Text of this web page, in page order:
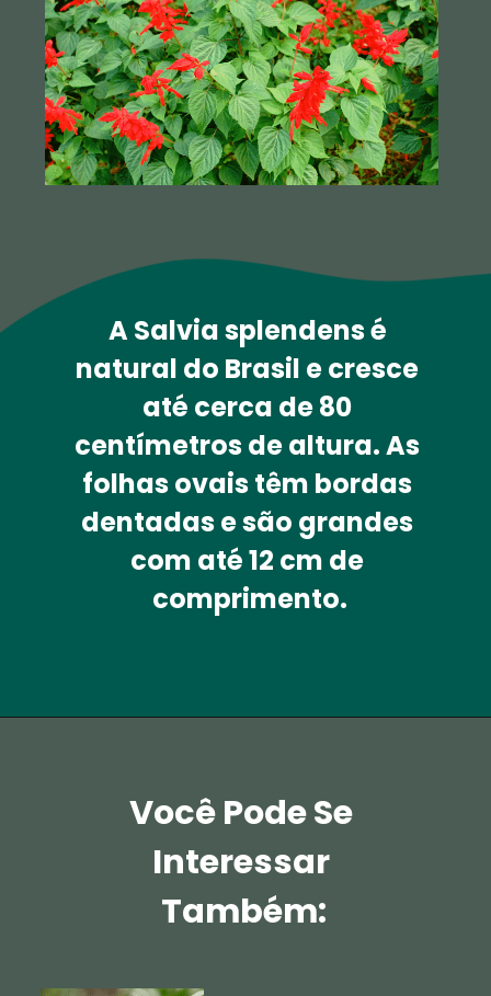
A Salvia splendens é
natural do Brasil e cresce
até cerca de 80
centímetros de altura. As
folhas ovais têm bordas
dentadas e são grandes
com até 12 cm de
comprimento.
Você Pode Se
Interessar
Também: